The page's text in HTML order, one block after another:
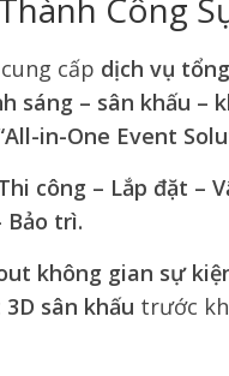
cấp dịch vụ
sáng – sân khấu –
in-One Event
công – Lắp đặt –
Bảo trì.
không gian sự
sân khấu trước